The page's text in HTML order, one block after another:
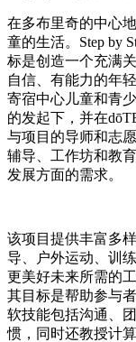
在多布里奇的中心
童的生活。Step by
标是创造一个充满
自信、有能力的年
寄宿中心儿童和青
的发起下，并在
与项目的导师和志
辅导、工作坊和教
发展方面的需求。
该项目提供丰富多
导、户外运动、训
更美好未来所需的
其目标是帮助参与
软技能包括沟通、
惯，同时还教授计